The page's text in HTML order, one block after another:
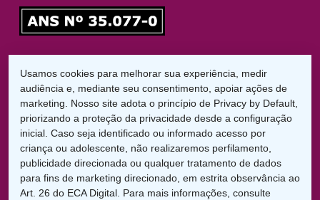
Responsável Técnico
Dr. Diego Garbelini Lorena
CRO/PR: 21826
LGPD:
Encarregado de Proteção de Dados
Cláudio C. Braga
dpo@uniodontolondrina.coop.br
Usamos cookies para melhorar sua experiência, medir
audiência e, mediante seu consentimento, apoiar ações de
marketing. Nosso site adota o princípio de Privacy by Default,
priorizando a proteção da privacidade desde a configuração
inicial. Caso seja identificado ou informado acesso por
criança ou adolescente, não realizaremos perfilamento,
publicidade direcionada ou qualquer tratamento de dados
para fins de marketing direcionado, em estrita observância ao
Art. 26 do ECA Digital. Para mais informações, consulte